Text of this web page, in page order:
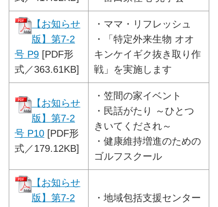
【お知らせ
版】第7-2
号 P9 [PDF形
式／363.61KB]
・ ママ・リフレッシュ
・「特定外来生物 オオ
キンケイギク抜き取り作
戦」を実施します
【お知らせ
版】第7-2
号 P10 [PDF形
式／179.12KB]
・笠間の家イベント
・民話がたり ～ひとつ
きいてくだされ～
・健康維持増進のための
ゴルフスクール
【お知らせ
版】第7-2
・地域包括支援センター